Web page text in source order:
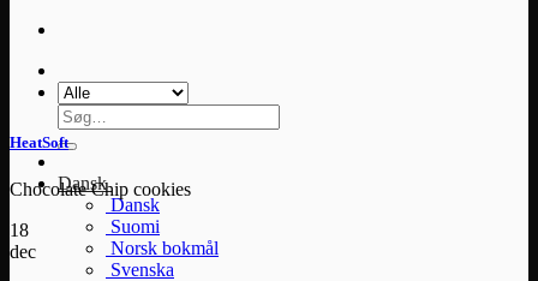
Søg
efter:
Dansk
Dansk
Suomi
Norsk bokmål
Svenska
HeatSoft
Chocolate Chip cookies
18
dec